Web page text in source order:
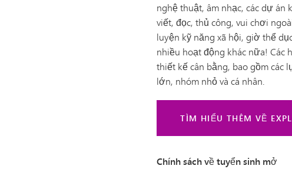
nghệ thuật, âm nhạc, các dự án
viết, đọc, thủ công, vui chơi
luyện kỹ năng xã hội, giờ thể
nhiều hoạt động khác nữa! Các
thiết kế cân bằng, bao gồm các
lớn, nhóm nhỏ và cá nhân.
TÌM HIỂU THÊM VỀ
Chính sách về tuyển sinh mở